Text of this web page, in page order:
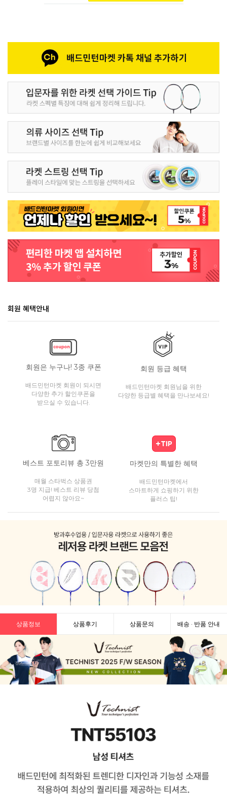
회원 혜택안내
회원은 누구나! 3종 쿠폰
배드민턴마켓 회원이 되시면
다양한 추가 할인쿠폰을
받으실 수 있습니다.
회원 등급 혜택
배드민턴마켓 회원님을 위한
다양한 등급별 혜택을 만나보세요!
베스트 포토리뷰 총 3만원
매월 스타벅스 상품권
3명 지급! 베스트 리뷰 당첨
어렵지 않아요~
마켓만의 특별한 혜택
배드민턴마켓에서
스마트하게 쇼핑하기 위한
플러스 팁!
상품정보 상품후기 상품문의 배송 · 반품 안내